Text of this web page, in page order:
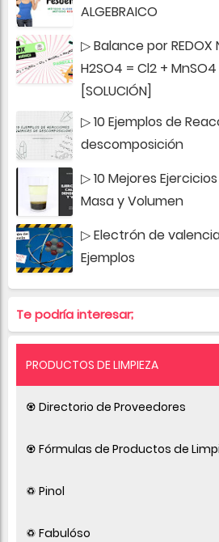
ALGEBRAICO
▷ Balance por REDOX
H2SO4 = Cl2 +
[SOLUCIÓN]
▷ 10 Ejemplos de
descomposición
▷ 10 Mejores
Masa y Volumen
▷ Electrón de
Ejemplos
Te podría interesar;
PRODUCTOS DE LIMPIEZA
♼ Directorio de Proveedores
♼ Fórmulas de Productos de
♽ Pinol
♽ Fabulóso